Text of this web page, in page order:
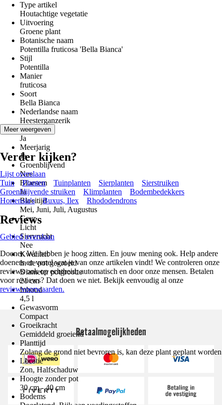
Type artikel
Houtachtige vegetatie
Uitvoering
Groene plant
Botanische naam
Potentilla fruticosa 'Bella Bianca'
Stijl
Potentilla
Manier
fruticosa
Soort
Bella Bianca
Nederlandse naam
Heesterganzerik
Winterhard
Ja
Meerjarig
Ja
Groenblijvend
Nee
Bloesem
Ja
Bloeitijd
Mei, Juni, Juli, Augustus
Geur
Licht
Siervrucht
Nee
Kwaliteit
In de pot gegroeid
Diameter potgrootte
21 cm
Inhoud
4,5 l
Gewasvorm
Compact
Groeikracht
Gemiddeld groeiend
Planttijd
Zolang de grond niet bevroren is, kan deze plant geplant worden
Locatie
Zon, Halfschaduw
Hoogte zonder pot
30 cm - 40 cm
Bodems
Meer weergeven
Verder kijken?
Lijst overslaan
Tuin
Planten Tuinplanten Sierplanten
Sierstruiken
Groenblijvende struiken
Klimplanten
Bodembedekkers
Hortensia's
Buxus, Ilex Rhododendrons
Reviews
Gebied overslaan
Doener. We hebben je hoog zitten. En jouw mening ook. Help andere
doeners en vertel wat je van onze artikelen vindt! We controleren onze
reviews ook op echtheid; automatisch en door onze mensen. Betalen
voor reviews? Dat doen we niet. Bekijk eenvoudig al onze
reviewvoorwaarden.
Betaalmogelijkheden